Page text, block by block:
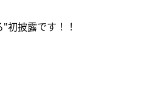
"初披露です！！